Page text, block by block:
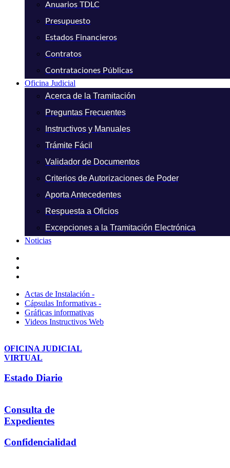
Anuarios TDLC
Presupuesto
Estados Financieros
Contratos
Contrataciones Públicas
Oficina Judicial
Acerca de la Tramitación
Preguntas Frecuentes
Instructivos y Manuales
Trámite Fácil
Validador de Documentos
Criterios de Autorizaciones de Poder
Aporta Antecedentes
Respuesta a Oficios
Excepciones a la Tramitación Electrónica
Noticias
Actas de Instalación -
Cápsulas Informativas -
Gráficas informativas
Videos Instructivos Web
OFICINA JUDICIAL
VIRTUAL
Estado Diario
Consulta de
Expedientes
Confidencialidad